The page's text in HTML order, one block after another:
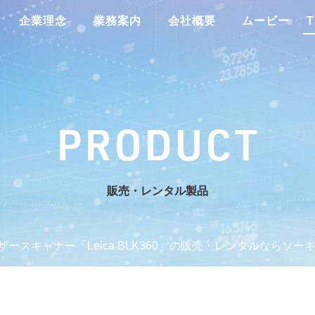
企業理念 業務案内 会社概要 ムービー
PRODUCT
販売・レンタル製品
ースキャナー「Leica BLK360」の販売・レンタルならソー